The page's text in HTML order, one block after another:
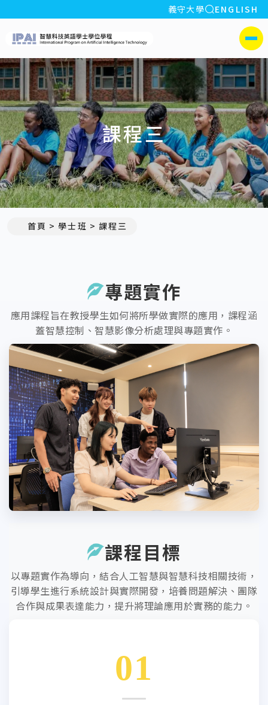
:::
義守大學 全站搜索
ENGLISH
義守大學智慧科技英語學
側選單
課程三
首頁 學士班 課程三
專題實作
應用課程旨在教授學生如何將所學做實際的應用，課程涵
蓋智慧控制、智慧影像分析處理與專題實作。
課程目標
以專題實作為導向，結合人工智慧與智慧科技相關技術，
引導學生進行系統設計與實際開發，培養問題解決、團隊
合作與成果表達能力，提升將理論應用於實務的能力。
01